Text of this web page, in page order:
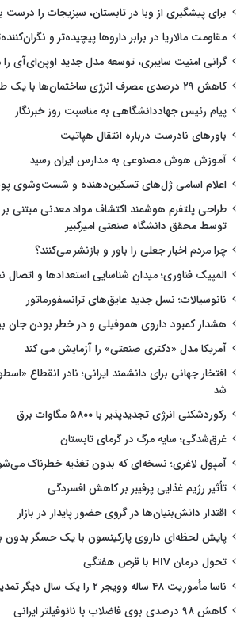
برای پیشگیری از وبا در تابستان، سبزیجات را درست
مقاومت مالاریا در برابر داروها پیچیده‌تر و
گرانی امنیت سایبری، توسعه مدل جدید اوپن‌ای‌آی
کاهش ۲۹ درصدی مصرف انرژی ساختمان‌ها با یک طراحی هوشمند
پیام رئیس جهاددانشگاهی به مناسبت روز خبرنگار
باورهای نادرست درباره انتقال هپاتیت
آموزش هوش مصنوعی به مدارس ایران رسید
اعلام اسامی ژل‌های تسکین‌دهنده و شست‌وشوی
طراحی پلتفرم هوشمند اکتشاف مواد معدنی
توسط محقق دانشگاه صنعتی امیرکبیر
چرا مردم اخبار جعلی را باور و بازنشر می‌کنند؟
المپیک فناوری؛ میدان شناسایی استعدادها و
نانوسیالات؛ نسل جدید عایق‌های ترانسفورماتور
هشدار کمبود داروی هموفیلی و در خطر بودن جان
آمریکا مدل «دکتری صنعتی» را آزمایش می کند
افتخار جهانی برای دانشمند ایرانی؛ نادر انقطاع
شد
رکوردشکنی انرژی تجدیدپذیر با ۵۸۰۰ مگاوات برق
غرق‌شدگی؛ سایه مرگ در گرمای تابستان
آمپول لاغری؛ نسخه‌ای که بدون تغذیه خطرناک
تأثیر رژیم غذایی پرفیبر بر کاهش افسردگی
اقتدار دانش‌بنیان‌ها در گروی حضور پایدار در بازار
پایش لحظه‌ای داروی پارکینسون با یک حسگر بدون
تحول درمان HIV با قرص هفتگی
ناسا مأموریت ۴۸ ساله وویجر ۲ را یک سال دیگر تمدید کرد
کاهش ۹۸ درصدی بوی فاضلاب با نانوفیلتر ایرانی